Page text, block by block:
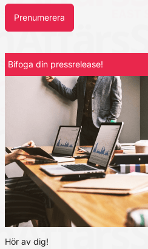
Prenumerera
Bifoga din pressrelease!
Hör av dig!